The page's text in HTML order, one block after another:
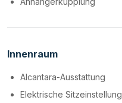
Innenraum
Alcantara-Ausstattung
Elektrische Sitzeinstellung